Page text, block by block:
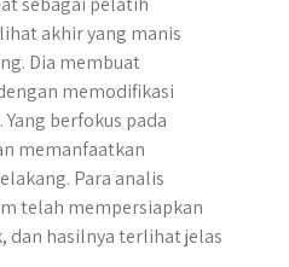
akhir yang manis
Dia membuat
memodifikasi
berfokus pada
memanfaatkan
Para analis
telah mempersiapkan
dan hasilnya terlihat jelas